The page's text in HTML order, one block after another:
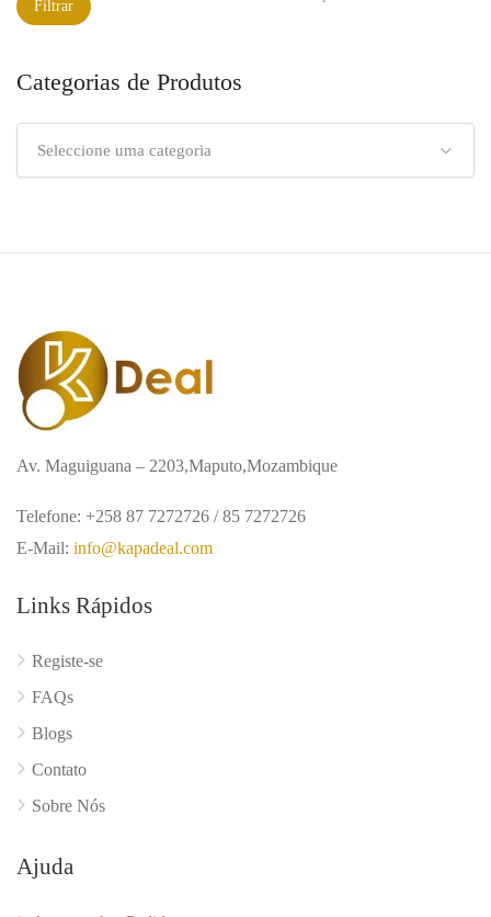
Filtrar
Categorias de Produtos
Seleccione uma categoria
Av. Maguiguana – 2203,Maputo,Mozambique
Telefone: +258 87 7272726 / 85 7272726
E-Mail: info@kapadeal.com
Links Rápidos
Registe-se
FAQs
Blogs
Contato
Sobre Nós
Ajuda